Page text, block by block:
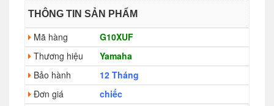
THÔNG TIN SẢN PHẨM
Mã hàng
G10XUF
Thương hiệu
Yamaha
Bảo hành
12 Tháng
Đơn giá
chiếc